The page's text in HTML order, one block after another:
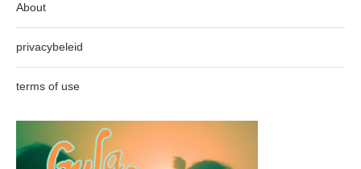
About
privacybeleid
terms of use